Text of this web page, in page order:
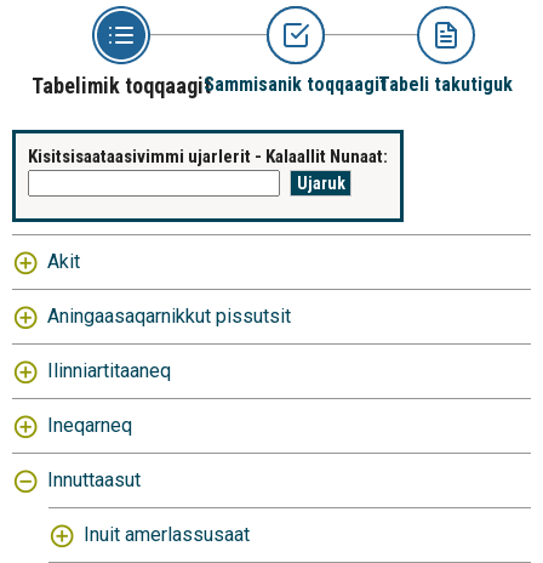
Tabelimik toqqaagitSammisanik toqqaagitTabeli takutiguk
Kisitsisaataasivimmi ujarlerit - Kalaallit Nunaat:
Akit
Aningaasaqarnikkut pissutsit
Ilinniartitaaneq
Ineqarneq
Innuttaasut
Inuit amerlassusaat